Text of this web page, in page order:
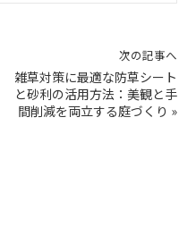
次の記事へ
雑草対策に最適な防草シート
と砂利の活用方法：美観と手
間削減を両立する庭づくり »